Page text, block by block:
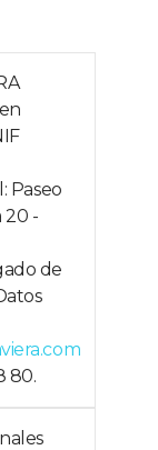
Paseo
20 -
de
80.